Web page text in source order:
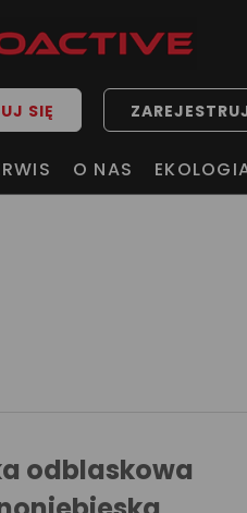
SIĘ
O NAS
odblaskowa